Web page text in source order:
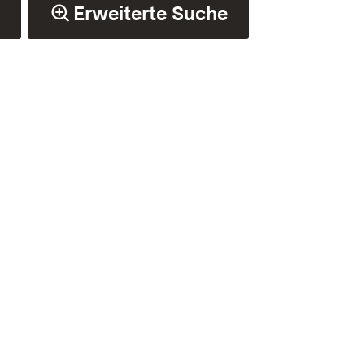
Erweiterte Suche